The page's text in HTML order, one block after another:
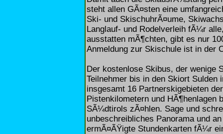
steht allen GÃ¤sten eine
Ski- und SkischuhrÃ¤ume,
Langlauf- und Rodelverleih fÃ¼r
ausstatten mÃ¶chten, gibt es nur
Anmeldung zur Skischule ist in der
Der kostenlose Skibus, der wenige
Teilnehmer bis in den Skiort
insgesamt 16 Partnerskigebieten
Pistenkilometern und HÃ¶henlagen
SÃ¼dtirols zÃ¤hlen. Sage und
unbeschreibliches Panorama und
ermÃ¤ÃŸigte Stundenkarten fÃ¼r